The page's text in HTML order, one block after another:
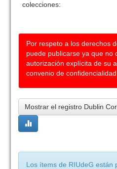
colecciones:
Por respeto a los derechos
puede publicarse ya que no
autorización explícita de su
convenio de confidencialidad
Mostrar el registro Dublin
Los ítems de RIUdeG están